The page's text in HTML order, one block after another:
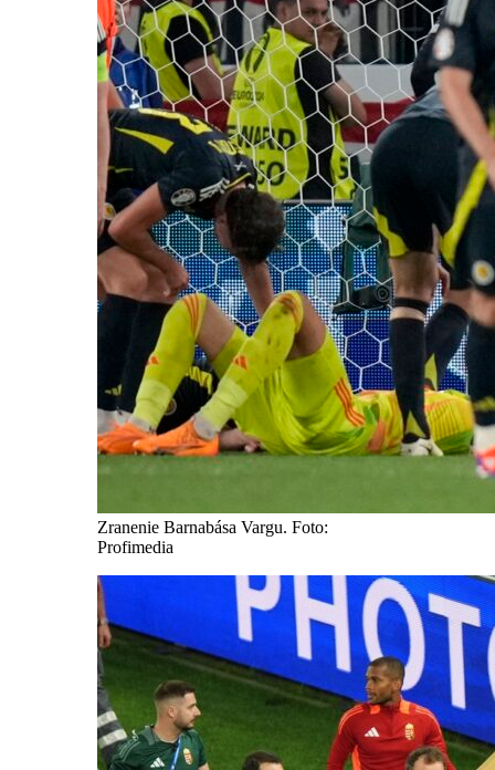
Zranenie Barnabása Vargu. Foto:
Profimedia